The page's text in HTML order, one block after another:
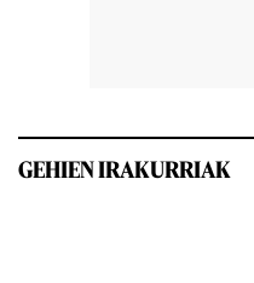
GEHIEN IRAKURRIAK